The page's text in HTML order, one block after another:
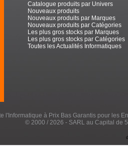
Catalogue produits par Univers
Nouveaux produits
Nouveaux produits par Marques
Nouveaux produits par Catégories
Les plus gros stocks par Marques
Les plus gros stocks par Catégories
Toutes les Actualités Informatiques
l'Informatique à Prix Bas Garantis pour les
© 2000 / 2026 - SARL au Capital de